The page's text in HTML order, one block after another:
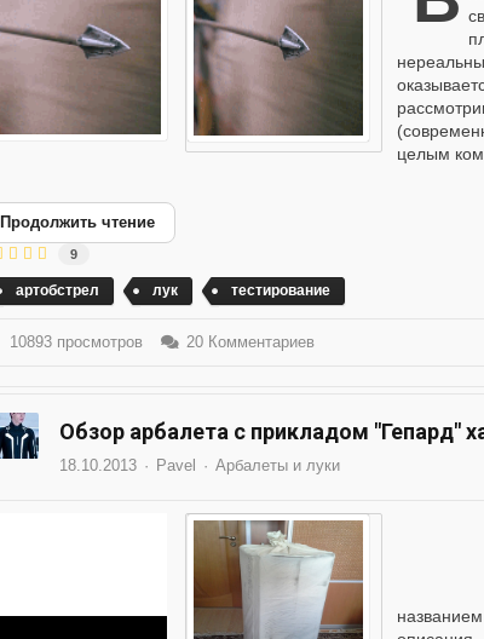
целым
Продолжить чтение
9
артобстрел лук тестирование
10893 просмотров 20 Комментариев
Обзор арбалета с прикладом "Гепард"
18.10.2013 Pavel Арбалеты и луки